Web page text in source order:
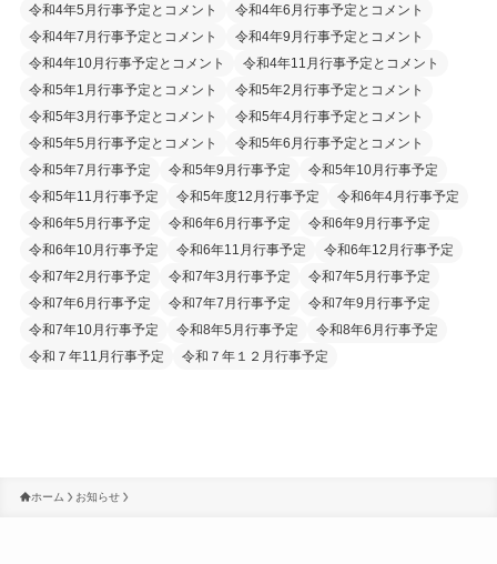
令和4年5月行事予定とコメント
令和4年6月行事予定とコメント
令和4年7月行事予定とコメント
令和4年9月行事予定とコメント
令和4年10月行事予定とコメント
令和4年11月行事予定とコメント
令和5年1月行事予定とコメント
令和5年2月行事予定とコメント
令和5年3月行事予定とコメント
令和5年4月行事予定とコメント
令和5年5月行事予定とコメント
令和5年6月行事予定とコメント
令和5年7月行事予定
令和5年9月行事予定
令和5年10月行事予定
令和5年11月行事予定
令和5年度12月行事予定
令和6年4月行事予定
令和6年5月行事予定
令和6年6月行事予定
令和6年9月行事予定
令和6年10月行事予定
令和6年11月行事予定
令和6年12月行事予定
令和7年2月行事予定
令和7年3月行事予定
令和7年5月行事予定
令和7年6月行事予定
令和7年7月行事予定
令和7年9月行事予定
令和7年10月行事予定
令和8年5月行事予定
令和8年6月行事予定
令和７年11月行事予定
令和７年１２月行事予定
ホーム お知らせ